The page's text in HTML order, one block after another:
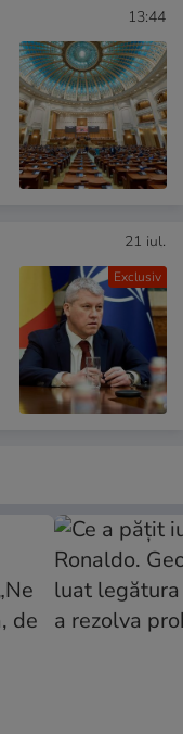
13:44
Exclusiv
21 iul.